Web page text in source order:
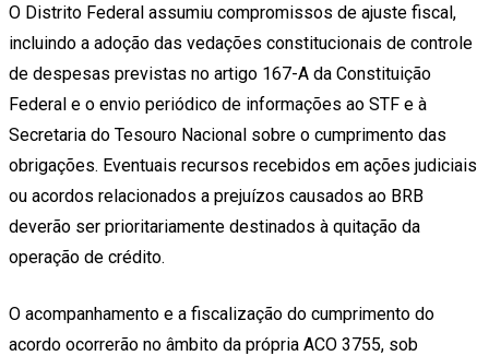
O Distrito Federal assumiu compromissos de ajuste fiscal,
incluindo a adoção das vedações constitucionais de controle
de despesas previstas no artigo 167-A da Constituição
Federal e o envio periódico de informações ao STF e à
Secretaria do Tesouro Nacional sobre o cumprimento das
obrigações. Eventuais recursos recebidos em ações judiciais
ou acordos relacionados a prejuízos causados ao BRB
deverão ser prioritariamente destinados à quitação da
operação de crédito.
O acompanhamento e a fiscalização do cumprimento do
acordo ocorrerão no âmbito da própria ACO 3755, sob